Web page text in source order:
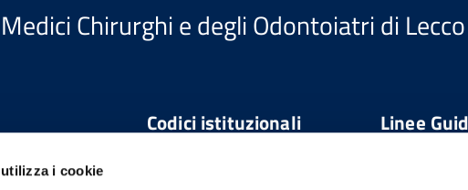
i cookie
Chirurghi e degli Odontoiatri di Lecco
Codici istituzionali Linee